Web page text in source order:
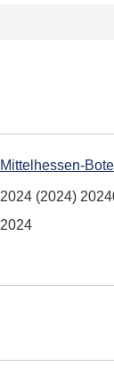
Mittelhessen-
2024 (2024)
2024